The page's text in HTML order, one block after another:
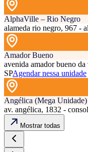
AlphaVille – Rio Negro
alameda rio negro, 967 -
Amador Bueno
avenida amador bueno
SPAgendar nessa unidade
Angélica (Mega Unidade)
av. angélica, 1832 -
Mostrar todas